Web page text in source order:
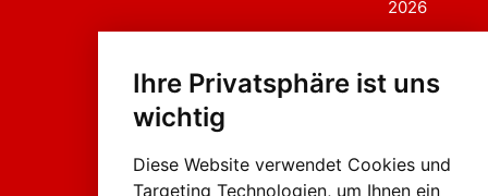
Ihre Privatsphäre ist uns
wichtig
Diese Website verwendet Cookies und
Targeting Technologien, um Ihnen ein
2026
sumzug
Liezen